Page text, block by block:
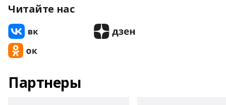
Читайте нас
Партнеры